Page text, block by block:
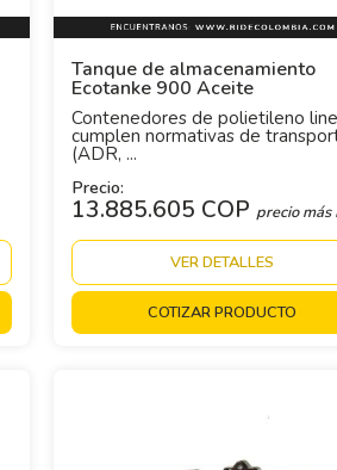
Tanque de almacenamiento
Ecotanke 900 Aceite
Contenedores de polietileno
cumplen normativas de
(ADR, ...
Precio:
13.885.605 COPprecio más
VER DETALLES
COTIZAR PRODUCTO